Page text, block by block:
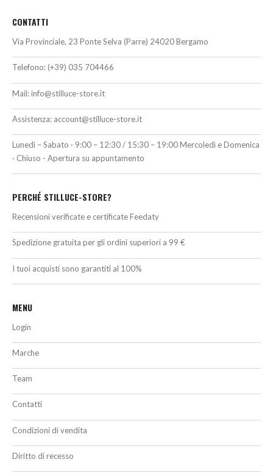
CONTATTI
Via Provinciale, 23 Ponte Selva (Parre) 24020 Bergamo
Telefono: (+39) 035 704466
Mail:info@stilluce-store.it
Assistenza: account@stilluce-store.it
Lunedì – Sabato · 9:00 – 12:30 / 15:30 – 19:00 Mercoledì e Domenica
· Chiuso - Apertura su appuntamento
PERCHÉ STILLUCE-STORE?
Recensioni verificate e certificate Feedaty
Spedizione gratuita per gli ordini superiori a 99 €
I tuoi acquisti sono garantiti al 100%
MENU
Login
Marche
Team
Contatti
Condizioni di vendita
Diritto di recesso